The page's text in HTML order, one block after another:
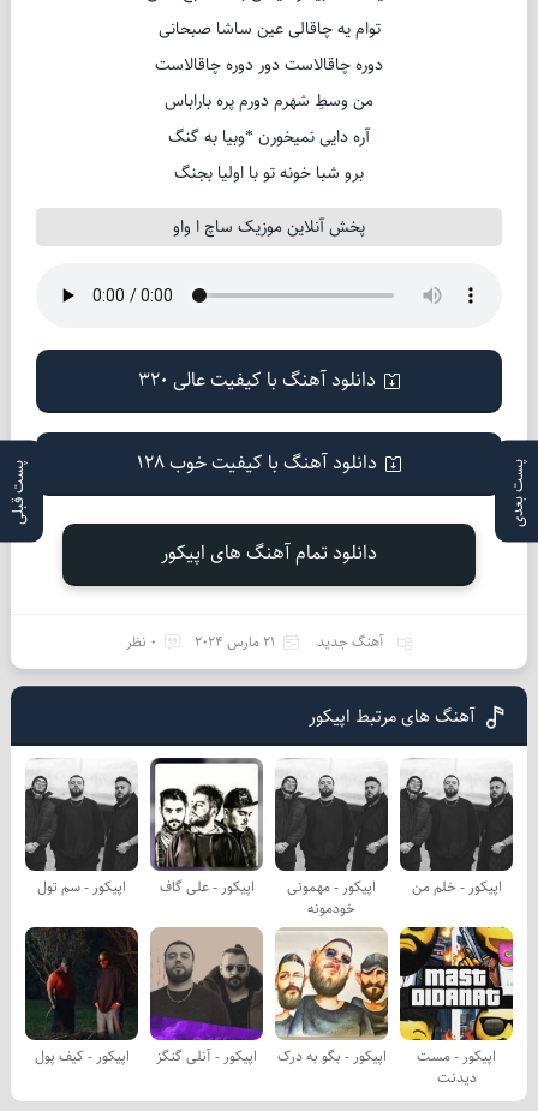
پست بعدی پست قبلی
توام یه چاقالی عین ساشا صبحانی
دوره چاقالاست دور دوره چاقالاست
من وسطِ شهرم دورم پره باراباس
آره دایی نمیخورن *وبیا به گنگ
برو شبا خونه تو با اولیا بجنگ
پخش آنلاین موزیک ساچ ا واو
دانلود آهنگ با کیفیت عالی 320
دانلود آهنگ با کیفیت خوب 128
دانلود تمام آهنگ های اپیکور
آهنگ جدید 21 مارس 2024 0 نظر
آهنگ های مرتبط اپیکور
اپیکور - خلم من
اپیکور - مهمونی
خودمونه
اپیکور - علی گاف اپیکور - سم تول
اپیکور - مست
دیدنت
اپیکور - بگو به درک اپیکور - آنلی گنگز اپیکور - کیف پول